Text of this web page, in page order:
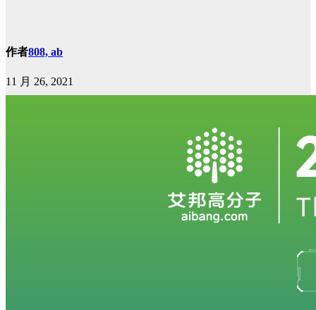
作者808, ab
11 月 26, 2021